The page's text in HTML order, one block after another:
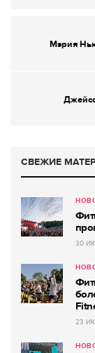
Мэрия
СВЕЖИЕ
30
23